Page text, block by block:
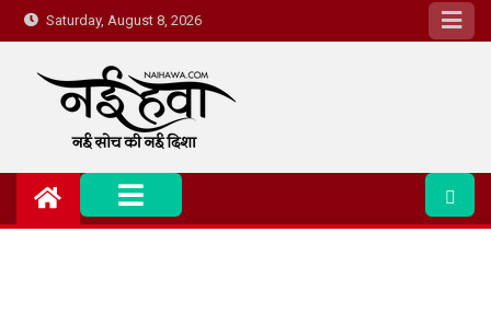
Saturday, August 8, 2026
Nai Hawa